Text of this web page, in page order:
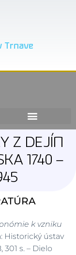
Trnave
Z DEJÍN
1740 –
k vzniku
Historický ústav
301 s. – Dielo